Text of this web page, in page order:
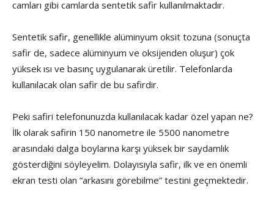
camları gibi camlarda sentetik safir kullanılmaktadır.
Sentetik safir, genellikle alüminyum oksit tozuna (sonuçta
safir de, sadece alüminyum ve oksijenden oluşur) çok
yüksek ısı ve basınç uygulanarak üretilir. Telefonlarda
kullanılacak olan safir de bu safirdir.
Peki safiri telefonunuzda kullanılacak kadar özel yapan ne?
İlk olarak safirin 150 nanometre ile 5500 nanometre
arasındaki dalga boylarına karşı yüksek bir saydamlık
gösterdiğini söyleyelim. Dolayısıyla safir, ilk ve en önemli
ekran testi olan “arkasını görebilme” testini geçmektedir.